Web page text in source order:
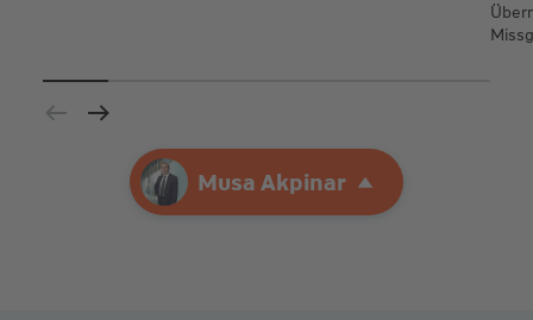
Ihre AgenturMusa Akpinar
Musa Akpinar